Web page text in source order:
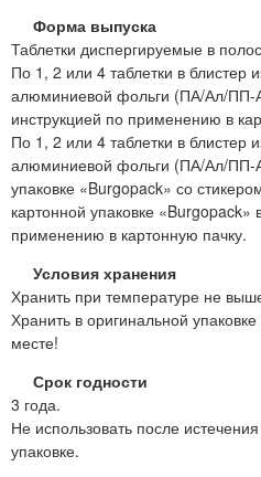
Форма выпуска
Таблетки диспергируемые в
По 1, 2 или 4 таблетки в блистер
алюминиевой фольги (ПА/Ал/ПП-
инструкцией по применению в
По 1, 2 или 4 таблетки в блистер
алюминиевой фольги (ПА/Ал/ПП-
упаковке «Burgopack» со
картонной упаковке «Burgopack»
применению в картонную пачку.
Условия хранения
Хранить при температуре не
Хранить в оригинальной
месте!
Срок годности
3 года.
Не использовать после
упаковке.